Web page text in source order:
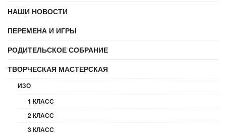
НАШИ НОВОСТИ
ПЕРЕМЕНА И ИГРЫ
РОДИТЕЛЬСКОЕ СОБРАНИЕ
ТВОРЧЕСКАЯ МАСТЕРСКАЯ
ИЗО
1 КЛАСС
2 КЛАСС
3 КЛАСС